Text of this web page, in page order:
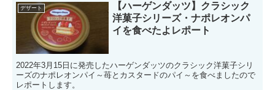
デザート
【ハーゲンダッツ】クラシック
洋菓子シリーズ・ナポレオンパ
イを食べたよレポート
2022年3月15日に発売したハーゲンダッツのクラシック洋菓子シリ
ーズのナポレオンパイ～苺とカスタードのパイ～を食べましたので
レポートします。